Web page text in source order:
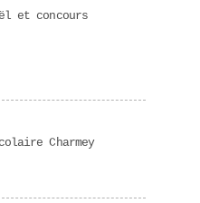
et concours
Charmey